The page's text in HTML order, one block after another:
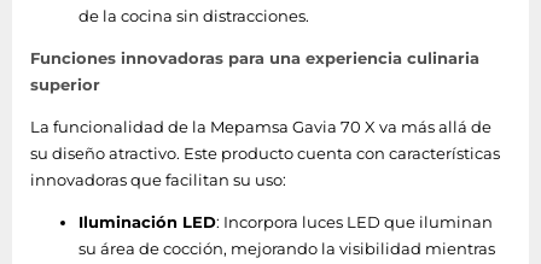
de la cocina sin distracciones.
Funciones innovadoras para una experiencia culinaria
superior
La funcionalidad de la Mepamsa Gavia 70 X va más allá de
su diseño atractivo. Este producto cuenta con características
innovadoras que facilitan su uso:
Iluminación LED: Incorpora luces LED que iluminan
su área de cocción, mejorando la visibilidad mientras